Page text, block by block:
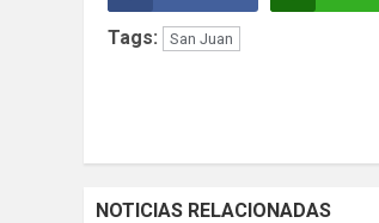
Tags: San Juan
NOTICIAS RELACIONADAS